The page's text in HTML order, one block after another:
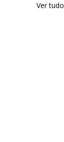
Ver tudo